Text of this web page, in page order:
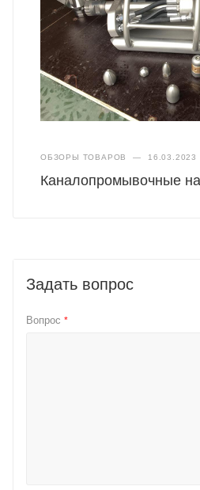
ОБЗОРЫ ТОВАРОВ — 16.03.2023
Каналопромывочные
Задать вопрос
Вопрос *